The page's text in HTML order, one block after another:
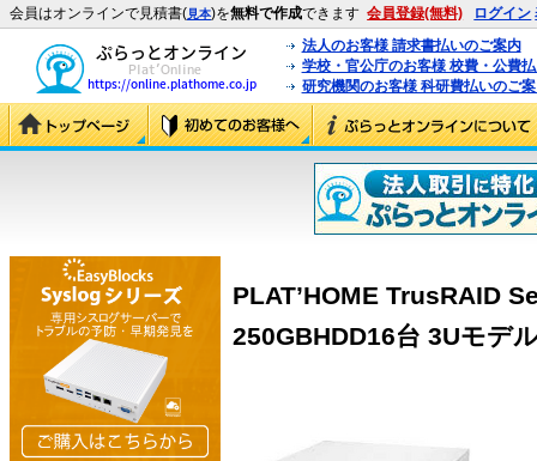
会員はオンラインで見積書(見本)を無料で作成できます 会員登録(無料) ログイン
法人のお客様 請求書払いのご案内
学校・官公庁のお客様 校費・公費
研究機関のお客様 科研費払いのご
PLAT’HOME TrusRAID
250GBHDD16台 3Uモデ